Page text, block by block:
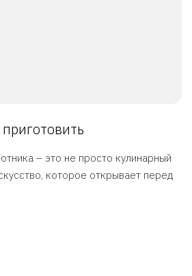
– это не просто кулинарный
которое открывает перед